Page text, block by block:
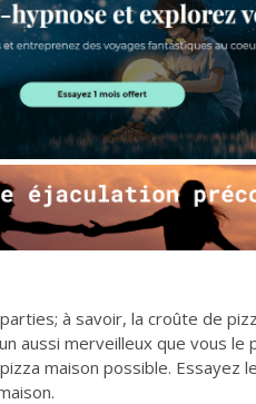
à savoir, la croûte de
aussi merveilleux que vous
maison possible. Essayez